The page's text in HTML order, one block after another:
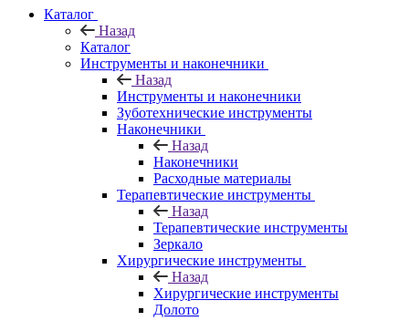
Каталог
Назад
Каталог
Инструменты и наконечники
Назад
Инструменты и наконечники
Зуботехнические инструменты
Наконечники
Назад
Наконечники
Расходные материалы
Терапевтические инструменты
Назад
Терапевтические инструменты
Зеркало
Хирургические инструменты
Назад
Хирургические инструменты
Долото